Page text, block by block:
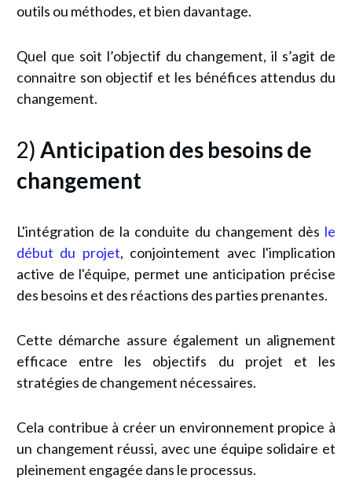
outils ou méthodes, et bien davantage.
Quel que soit l’objectif du changement, il s’agit de
connaitre son objectif et les bénéfices attendus du
changement.
2) Anticipation des besoins de
changement
L'intégration de la conduite du changement dès le
début du projet, conjointement avec l'implication
active de l'équipe, permet une anticipation précise
des besoins et des réactions des parties prenantes.
Cette démarche assure également un alignement
efficace entre les objectifs du projet et les
stratégies de changement nécessaires.
Cela contribue à créer un environnement propice à
un changement réussi, avec une équipe solidaire et
pleinement engagée dans le processus.